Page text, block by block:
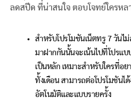
ลดสปีด ที่น่าสนใจ ตอบโจทย์ใครหล
สำหรับโปรโมชันเน็ตทรู 7 วันไ
มาฝากกันนั้นจะเน้นไปที่โปรแบ
เป็นหลัก เหมาะสำหรับใครที่อย
ทั้งเดือน สามารถต่อโปรโมชันไ
อัตโนมัติและแบบรายครั้ง